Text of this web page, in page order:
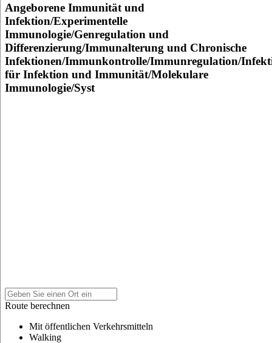
Angeborene Immunität und
Infektion/Experimentelle
Immunologie/Genregulation und
Differenzierung/Immunalterung und Chronische
Infektionen/Immunkontrolle/Immunregulation/
für Infektion und Immunität/Molekulare
Immunologie/Syst
Route berechnen
Mit öffentlichen Verkehrsmitteln
Walking